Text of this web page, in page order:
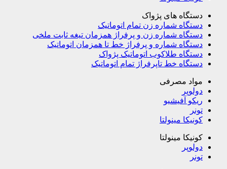
دستگاه های پژواک
دستگاه شماره زن تمام اتوماتیک
دستگاه شماره زن و پرفراژ همزمان تیغه ثابت ملخی
دستگاه شماره و پرفراژ خط تا همزمان اتوماتیک
دستگاه طلاکوب اتوماتیک پژواک
دستگاه خط تاپرفراژ تمام اتوماتیک
مواد مصرفی
دولوپر
ریکو آفیشیو
تونر
کونیکا مینولتا
کونیکا مینولتا
دولوپر
تونر